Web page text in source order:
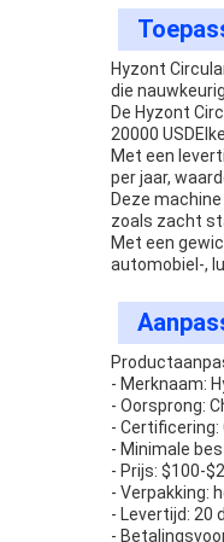
Hyzont
die
De Hyzont
20000
Met een
per jaar,
Deze
zoals zacht
Met een
automobiel-,
- Merknaam:
- Oorsprong:
- Certificering:
- Minimale
- Prijs: $100-
- Verpakking:
- Levertijd: 20
-